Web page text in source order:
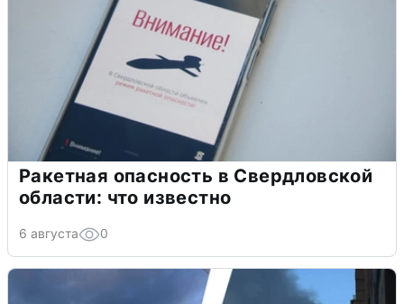
Ракетная опасность в Свердловской
области: что известно
6 августа 0